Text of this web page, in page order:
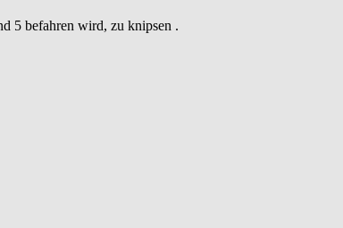
5 befahren wird, zu knipsen .